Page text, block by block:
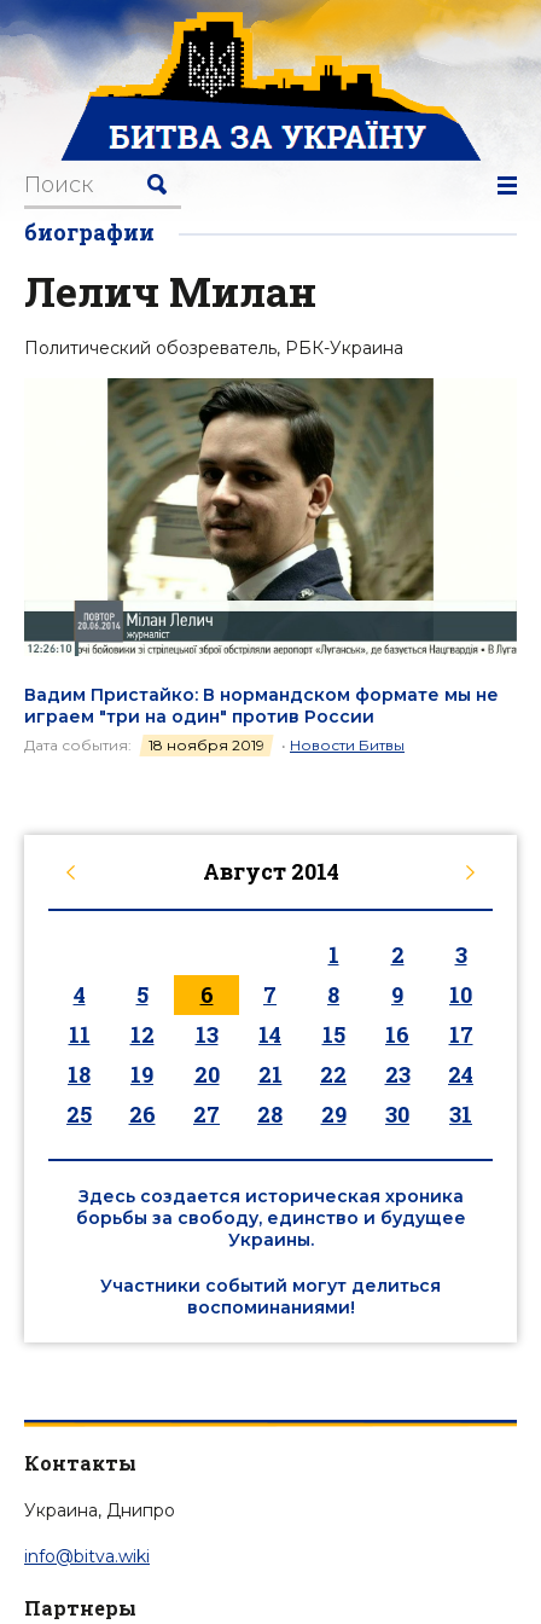
биографии
Лелич Милан
Политический обозреватель, РБК-Украина
Вадим Пристайко: В нормандском формате мы не
играем "три на один" против России
Дата события: 18 ноября 2019 • Новости Битвы
Август 2014
1 2
3
4
5 6 7 8 9
10
11
12 13 14 15 16
17
18
19 20 21 22 23
24
25
26 27 28 29 30 31
Здесь создается историческая хроника
борьбы за свободу, единство и будущее
Украины.
Участники событий могут делиться
воспоминаниями!
Контакты
Украина, Днипро
info@bitva.wiki
Партнеры